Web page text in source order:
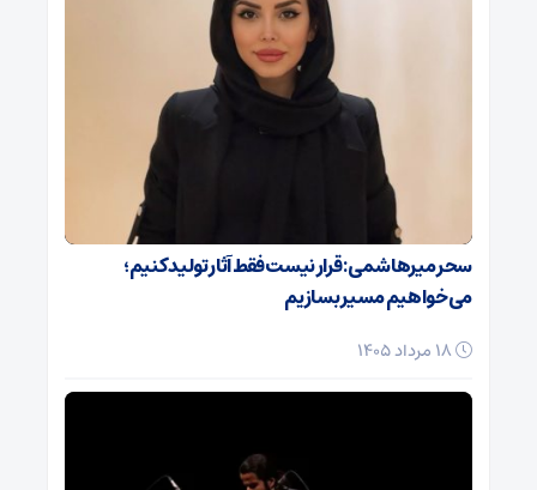
سحر میرهاشمی: قرار نیست فقط آثار تولید کنیم؛
می‌خواهیم مسیر بسازیم